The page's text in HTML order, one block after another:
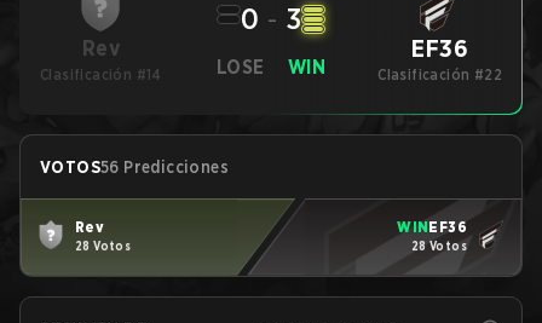
Rev
Clasificación #14 LOSE
0 - 3
WIN
EF36
Clasificación #22
VOTOS56 Predicciones
Rev
28 Votos
WINEF36
28 Votos